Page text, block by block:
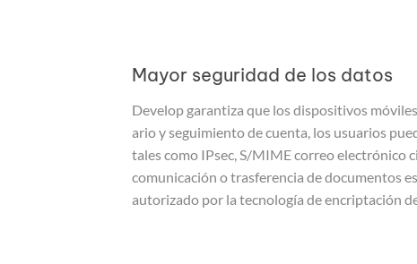
Mayor seguridad de los
Develop garantiza que los dispositivos
ario y seguimiento de cuenta, los usuarios
tales como IPsec, S/MIME correo electrónico
comunicación o trasferencia de documentos
autorizado por la tecnología de encriptación